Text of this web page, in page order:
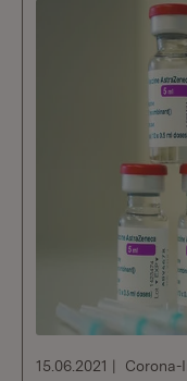
15.06.2021 Corona-